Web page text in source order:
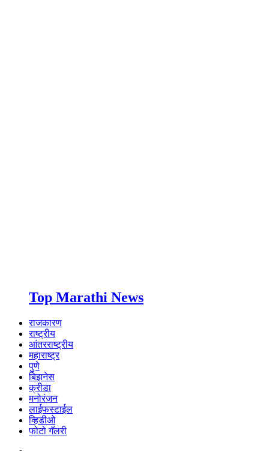
Top Marathi News
राजकारण
राष्ट्रीय
आंतरराष्ट्रीय
महाराष्ट्र
पुणे
बिझनेस
क्रीडा
मनोरंजन
लाईफस्टाईल
व्हिडीओ
फोटो गॅलरी